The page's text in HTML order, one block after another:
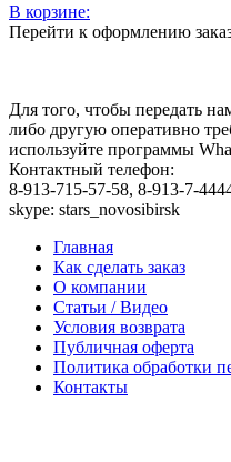
В корзине:
Перейти к оформлению
Для того, чтобы передать
либо другую оперативно
используйте программы
Контактный телефон:
8-913-715-57-58, 8-913-7-
skype: stars_novosibirsk
Главная
Как сделать заказ
О компании
Статьи / Видео
Условия возврата
Публичная оферта
Политика обработки
Контакты